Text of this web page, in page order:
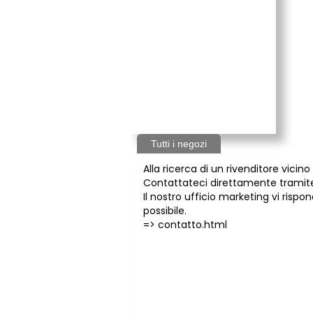
Tutti i negozi
Alla ricerca di un rivenditore vicino
Contattateci direttamente
Il nostro ufficio marketing vi
possibile.
=> contatto.html